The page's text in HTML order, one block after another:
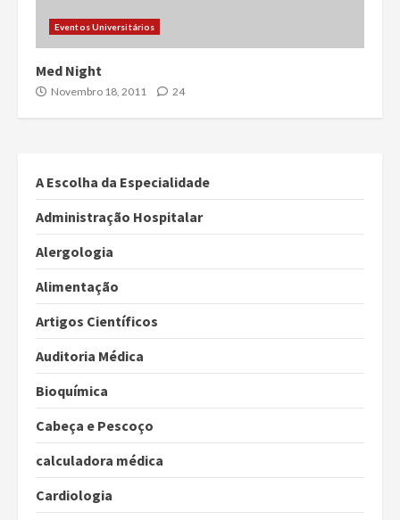
Eventos Universitários
Med Night
Novembro 18, 2011 24
A Escolha da Especialidade
Administração Hospitalar
Alergologia
Alimentação
Artigos Científicos
Auditoria Médica
Bioquímica
Cabeça e Pescoço
calculadora médica
Cardiologia